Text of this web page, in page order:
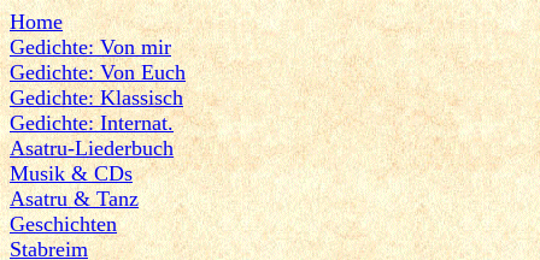
Home
Gedichte: Von mir
Gedichte: Von Euch
Gedichte: Klassisch
Gedichte: Internat.
Asatru-Liederbuch
Musik & CDs
Asatru & Tanz
Geschichten
Stabreim